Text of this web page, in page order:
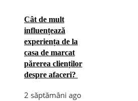
Cât de mult
influențează
experiența de la
casa de marcat
părerea clienților
despre afaceri?
2 săptămâni ago